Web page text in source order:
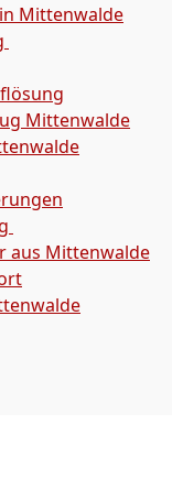
Mittenwalde
Mittenwalde
aus Mittenwalde